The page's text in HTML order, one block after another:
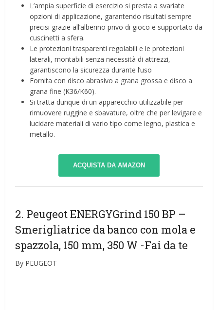
L’ampia superficie di esercizio si presta a svariate
opzioni di applicazione, garantendo risultati sempre
precisi grazie all’alberino privo di gioco e supportato da
cuscinetti a sfera.
Le protezioni trasparenti regolabili e le protezioni
laterali, montabili senza necessità di attrezzi,
garantiscono la sicurezza durante l’uso
Fornita con disco abrasivo a grana grossa e disco a
grana fine (K36/K60).
Si tratta dunque di un apparecchio utilizzabile per
rimuovere ruggine e sbavature, oltre che per levigare e
lucidare materiali di vario tipo come legno, plastica e
metallo.
ACQUISTA DA AMAZON
2. Peugeot ENERGYGrind 150 BP –
Smerigliatrice da banco con mola e
spazzola, 150 mm, 350 W -Fai da te
By PEUGEOT